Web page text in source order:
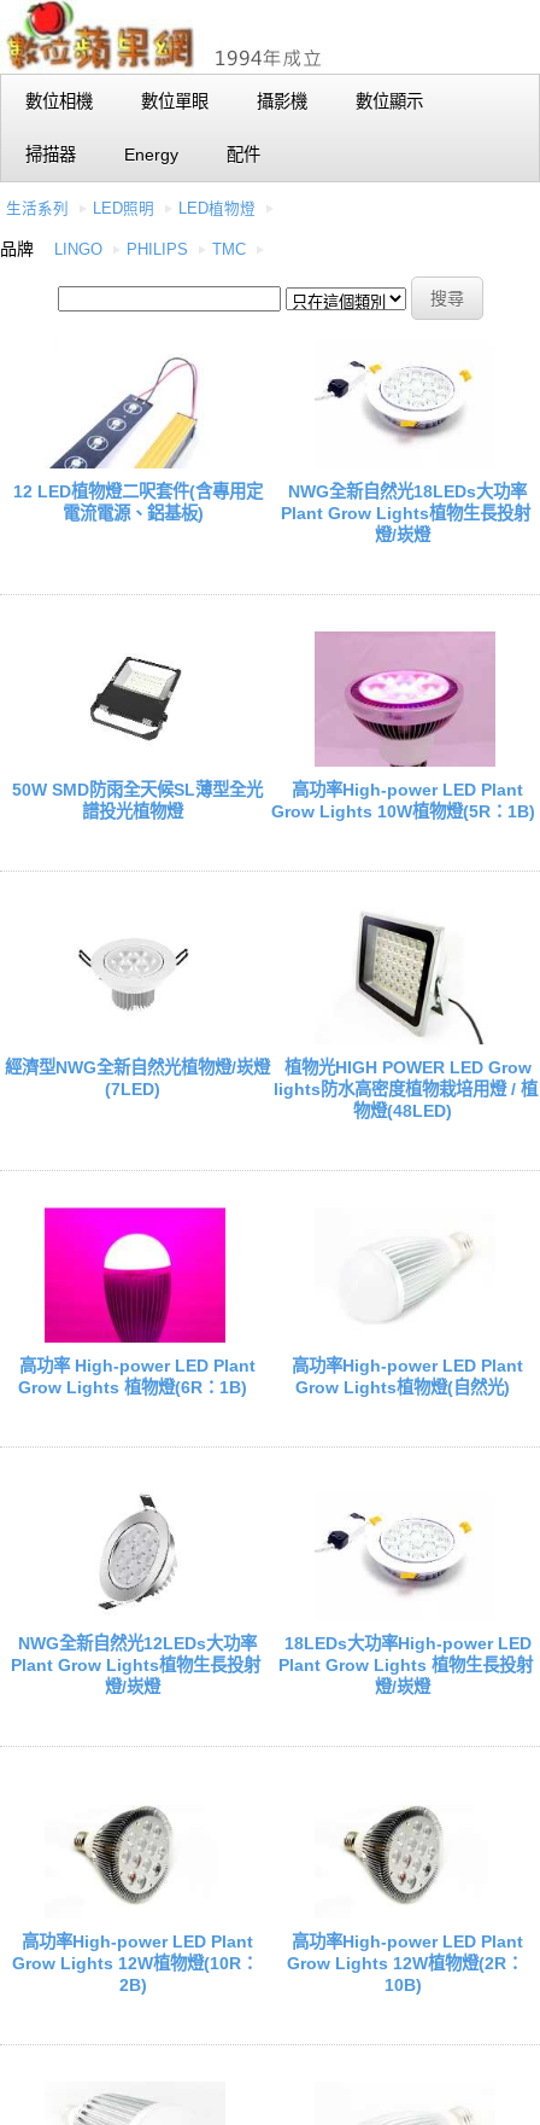
數位相機 數位單眼 攝影機 數位顯示
掃描器 Energy 配件
生活系列 LED照明 LED植物燈
品牌 LINGO PHILIPS TMC
12 LED植物燈二呎套件(含專用定
電流電源、鋁基板)
NWG全新自然光18LEDs大功率
Plant Grow Lights植物生長投射
燈/崁燈
50W SMD防雨全天候SL薄型全光
譜投光植物燈
高功率High-power LED Plant
Grow Lights 10W植物燈(5R：1B)
經濟型NWG全新自然光植物燈/崁燈
(7LED)
植物光HIGH POWER LED Grow
lights防水高密度植物栽培用燈 / 植
物燈(48LED)
高功率 High-power LED Plant
Grow Lights 植物燈(6R：1B)
高功率High-power LED Plant
Grow Lights植物燈(自然光)
NWG全新自然光12LEDs大功率
Plant Grow Lights植物生長投射
燈/崁燈
18LEDs大功率High-power LED
Plant Grow Lights 植物生長投射
燈/崁燈
高功率High-power LED Plant
Grow Lights 12W植物燈(10R：
2B)
高功率High-power LED Plant
Grow Lights 12W植物燈(2R：
10B)